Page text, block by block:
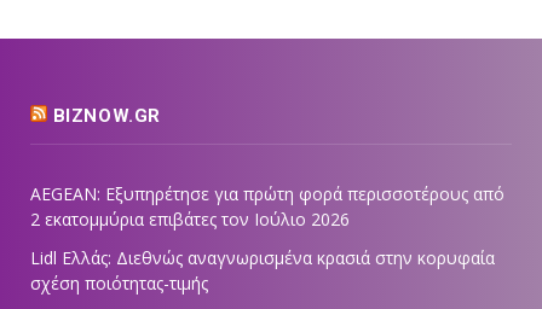
BIZNOW.GR
AEGEAN: Εξυπηρέτησε για πρώτη φορά περισσοτέρους από
2 εκατομμύρια επιβάτες τον Ιούλιο 2026
Lidl Ελλάς: Διεθνώς αναγνωρισμένα κρασιά στην κορυφαία
σχέση ποιότητας-τιμής